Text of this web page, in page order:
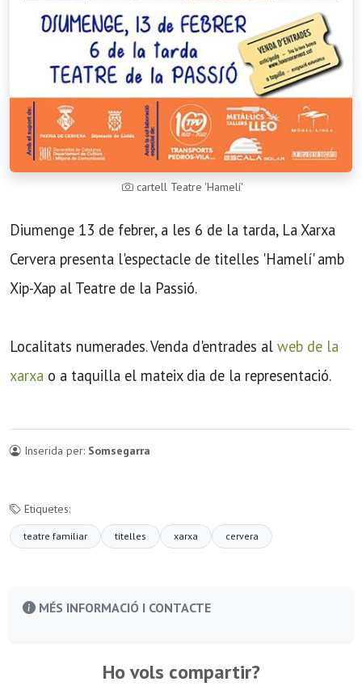
cartell Teatre 'Hamelí'
Diumenge 13 de febrer, a les 6 de la tarda, La Xarxa
Cervera presenta l'espectacle de titelles 'Hamelí' amb
Xip-Xap al Teatre de la Passió.
Localitats numerades. Venda d'entrades al web de la
xarxa o a taquilla el mateix dia de la representació.
Inserida per: Somsegarra
Etiquetes:
teatre familiar titelles xarxa cervera
MÉS INFORMACIÓ I CONTACTE
Ho vols compartir?